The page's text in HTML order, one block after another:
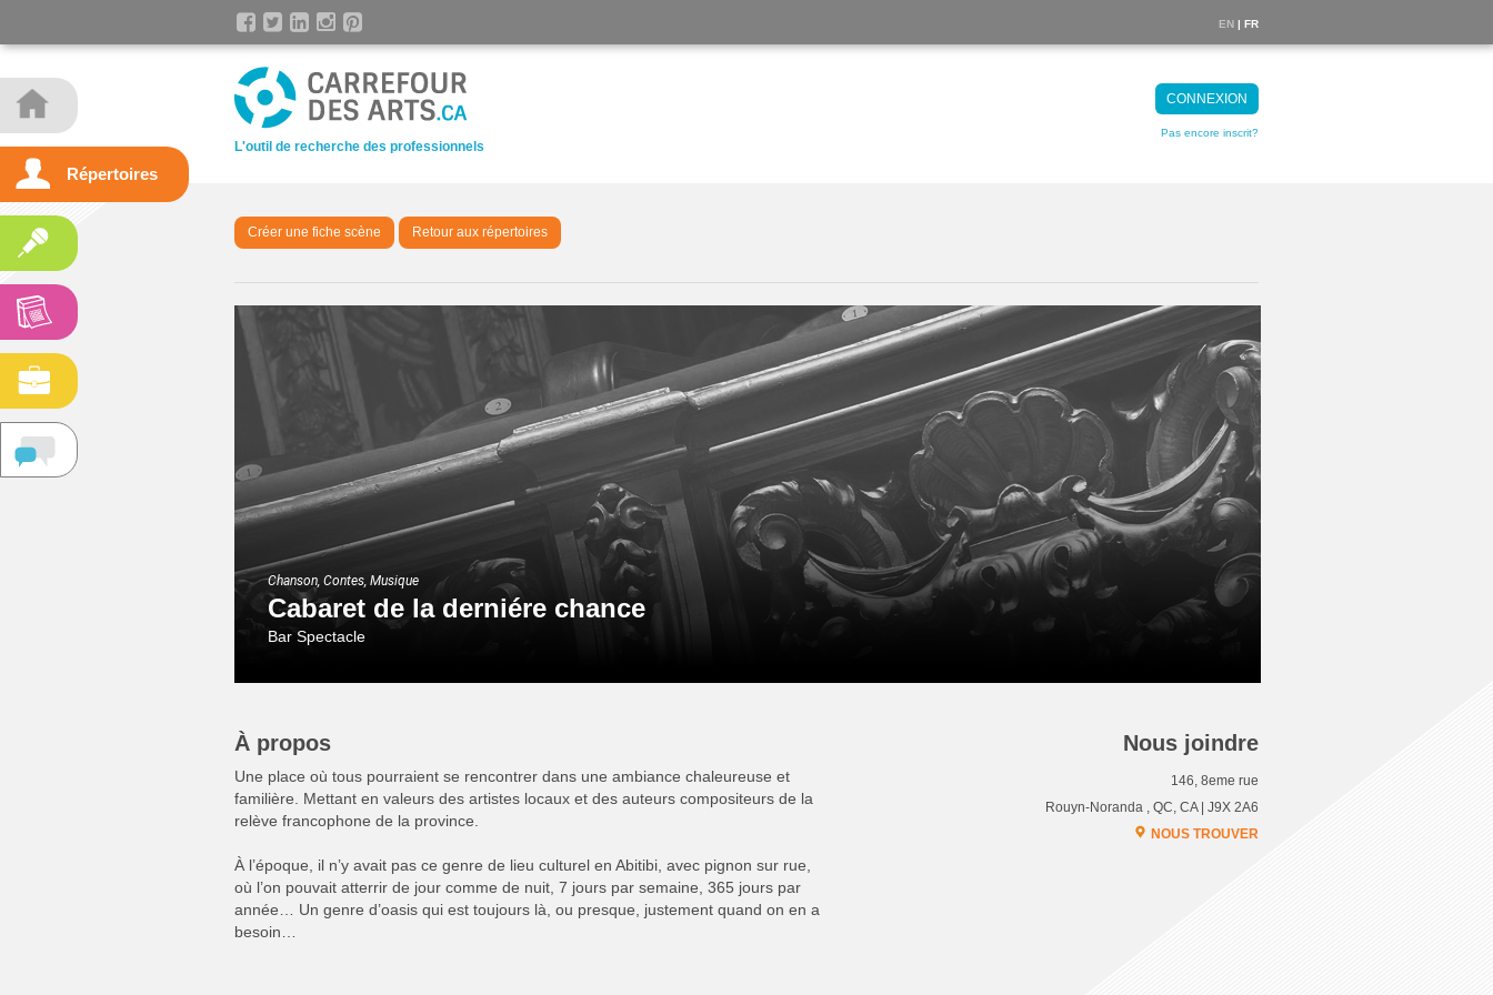
Répertoires
EN | FR
L'outil de recherche des professionnels
CONNEXION
Pas encore inscrit?
Créer une fiche scène Retour aux répertoires
Chanson, Contes, Musique
Cabaret de la derniére chance
Bar Spectacle
À propos
Une place où tous pourraient se rencontrer dans une ambiance chaleureuse et
familière. Mettant en valeurs des artistes locaux et des auteurs compositeurs de la
relève francophone de la province.
À l’époque, il n’y avait pas ce genre de lieu culturel en Abitibi, avec pignon sur rue,
où l’on pouvait atterrir de jour comme de nuit, 7 jours par semaine, 365 jours par
année… Un genre d’oasis qui est toujours là, ou presque, justement quand on en a
besoin…
Nous joindre
146, 8eme rue
Rouyn-Noranda , QC, CA | J9X 2A6
NOUS TROUVER